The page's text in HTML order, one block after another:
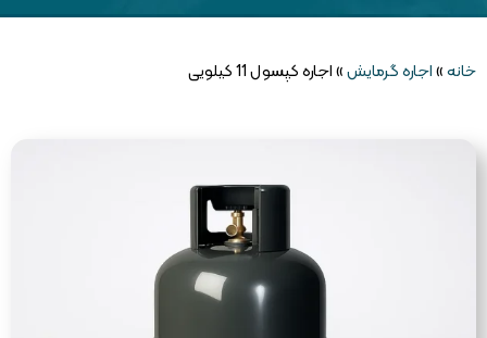
خانه»اجاره گرمایش»اجاره کپسول 11 کیلویی